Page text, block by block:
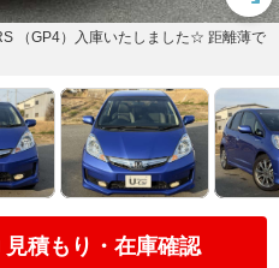
で
見積もり・在庫確認